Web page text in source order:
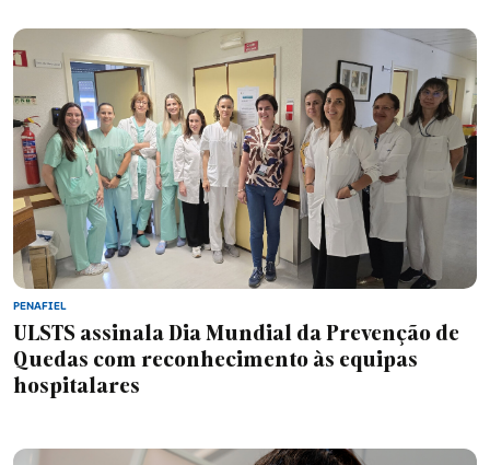
PENAFIEL
ULSTS assinala Dia Mundial da Prevenção de
Quedas com reconhecimento às equipas
hospitalares